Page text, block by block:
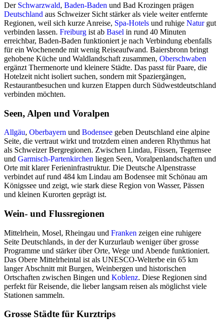
Der Schwarzwald, Baden-Baden und Bad Krozingen prägen
Deutschland aus Schweizer Sicht stärker als viele weiter entfernte
Regionen, weil sich kurze Anreise, Spa-Hotels und ruhige Naturgut
verbinden lassen. Freiburg ist ab Basel in rund 40 Minuten
erreichbar, Baden-Baden funktioniert je nach Verbindung ebenfalls
für ein Wochenende mit wenig Reiseaufwand. Baiersbronn bringt
gehobene Küche und Waldlandschaft zusammen, Oberschwaben
ergänzt Thermenorte und kleinere Städte. Das passt für Paare, die
Hotelzeit nicht isoliert suchen, sondern mit Spaziergängen,
Restaurantbesuchen und kurzen Etappen durch Südwestdeutschland
verbinden möchten.
Seen, Alpen und Voralpen
Allgäu, Oberbayern und Bodensee geben Deutschland eine alpine
Seite, die vertraut wirkt und trotzdem einen anderen Rhythmus hat
als Schweizer Bergregionen. Zwischen Lindau, Füssen, Tegernsee
und Garmisch-Partenkirchen liegen Seen, Voralpenlandschaften und
Orte mit klarer Ferieninfrastruktur. Die Deutsche Alpenstrasse
verbindet auf rund 484 km Lindau am Bodensee mit Schönau am
Königssee und zeigt, wie stark diese Region von Wasser, Pässen
und kleinen Kurorten geprägt ist.
Wein- und Flussregionen
Mittelrhein, Mosel, Rheingau und Franken zeigen eine ruhigere
Seite Deutschlands, in der der Kurzurlaub weniger über grosse
Programme und stärker über Orte, Wege und Abende funktioniert.
Das Obere Mittelrheintal ist als UNESCO-Welterbe ein 65 km
langer Abschnitt mit Burgen, Weinbergen und historischen
Ortschaften zwischen Bingen und Koblenz. Diese Regionen sind
perfekt für Reisende, die lieber langsam reisen als möglichst viele
Stationen sammeln.
Grosse Städte für Kurztrips